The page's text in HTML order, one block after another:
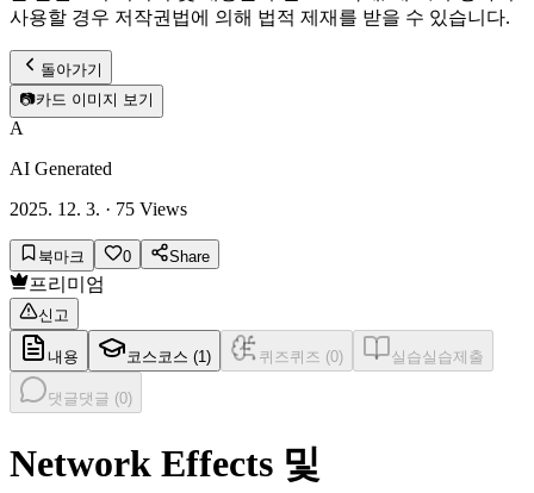
사용할 경우 저작권법에 의해 법적 제재를 받을 수 있습니다.
돌아가기
📷카드 이미지 보기
A
AI Generated
2025. 12. 3. · 75 Views
북마크 0 Share
프리미엄
신고
내용 코스 코스 (1 ) 퀴즈퀴즈 (0) 실습실습제출
댓글댓글 (0)
Network Effects 및